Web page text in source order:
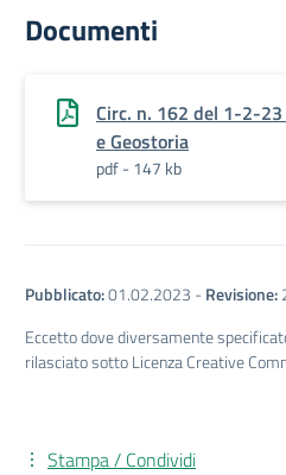
Documenti
Circ. n. 162 del 1-2-23
e Geostoria
pdf - 147 kb
Pubblicato:01.02.2023 -Revisione:
Eccetto dove diversamente
rilasciato sotto Licenza Creative
Stampa / Condividi